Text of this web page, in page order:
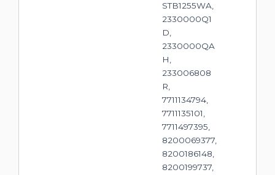
STB1255WA,
2330000Q1
D,
2330000QA
H,
233006808
R,
7711134794,
7711135101,
7711497395,
8200069377,
8200186148,
8200199737,